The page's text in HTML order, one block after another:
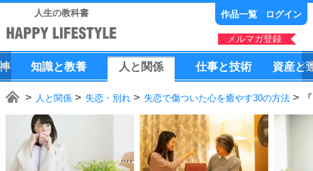
人生の教科書 作品一覧 ログイン
メルマガ登録
知識と教養 人 と 関係 仕事と技術 資産と
人と関係 失恋・別れ 失恋で傷ついた心を癒やす30の方法